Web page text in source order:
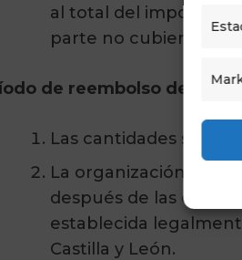
al total del importe
parte no cubierta por
de reembolso de las
Las cantidades
La organización
después de las
establecida
Castilla y León.